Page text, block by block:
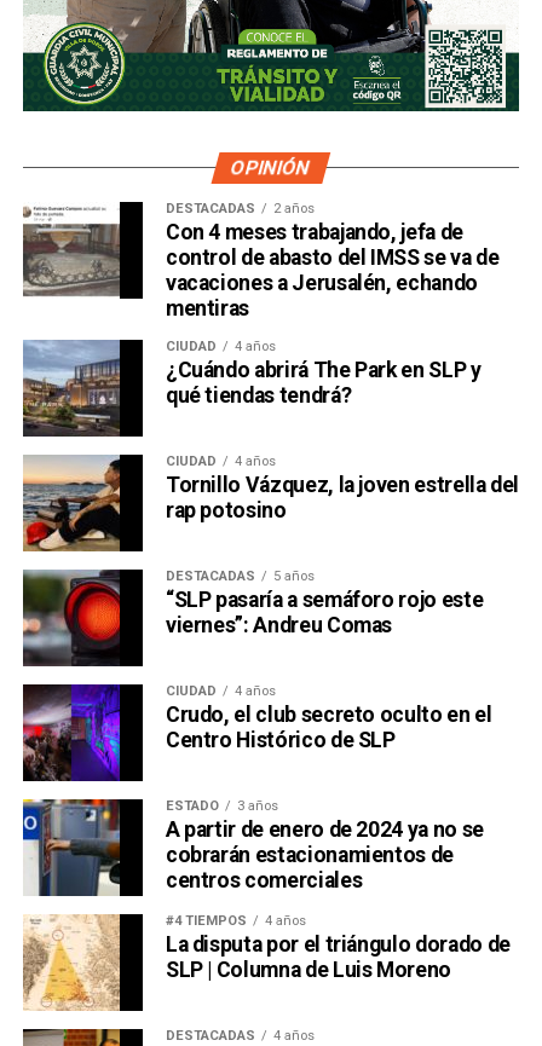
OPINIÓN
DESTACADAS 2 años
Con 4 meses trabajando, jefa de
control de abasto del IMSS se va de
vacaciones a Jerusalén, echando
mentiras
CIUDAD 4 años
¿Cuándo abrirá The Park en SLP y
qué tiendas tendrá?
CIUDAD 4 años
Tornillo Vázquez, la joven estrella del
rap potosino
DESTACADAS 5 años
“SLP pasaría a semáforo rojo este
viernes”: Andreu Comas
CIUDAD 4 años
Crudo, el club secreto oculto en el
Centro Histórico de SLP
ESTADO 3 años
A partir de enero de 2024 ya no se
cobrarán estacionamientos de
centros comerciales
#4 TIEMPOS 4 años
La disputa por el triángulo dorado de
SLP | Columna de Luis Moreno
DESTACADAS 4 años